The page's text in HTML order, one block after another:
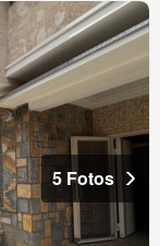
5 Fotos